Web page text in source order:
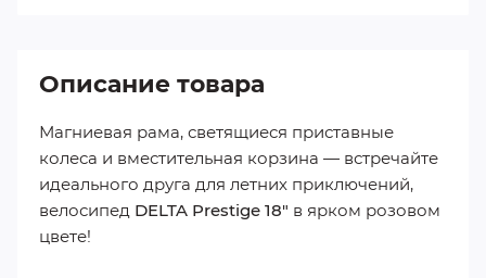
Описание товара
Магниевая рама, светящиеся приставные
колеса и вместительная корзина — встречайте
идеального друга для летних приключений,
велосипед DELTA Prestige 18" в ярком розовом
цвете!